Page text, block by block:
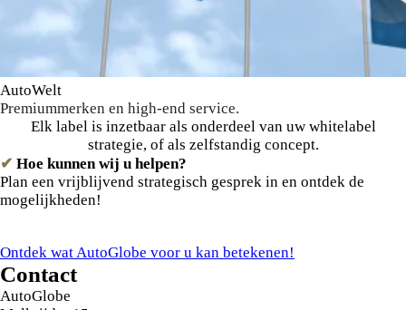
AutoWelt
Premiummerken en high-end service.
Elk label is inzetbaar als onderdeel van uw whitelabel
strategie, of als zelfstandig concept.
✔ Hoe kunnen wij u helpen?
Plan een vrijblijvend strategisch gesprek in en ontdek de
mogelijkheden!
Ontdek wat AutoGlobe voor u kan betekenen!
Contact
AutoGlobe